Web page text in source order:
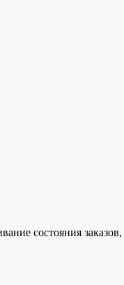
состояния